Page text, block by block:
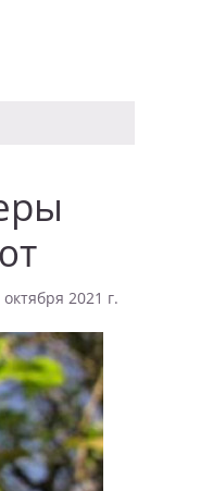
октября 2021 г.